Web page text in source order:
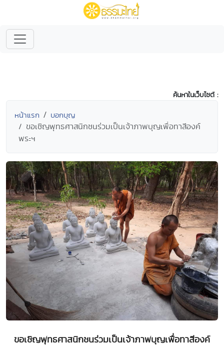
ค้นหาในเว็บไซต์ :
หน้าแรก บอกบุญ
ขอเชิญพุทธศาสนิกชนร่วมเป็นเจ้าภาพบุญเพื่อทาสีองค์
พระฯ
ขอเชิญพุทธศาสนิกชนร่วมเป็นเจ้าภาพบุญเพื่อทาสีองค์